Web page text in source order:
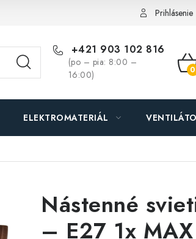
O nás - MEGALED & JANTONPrihlásenie
+421 903 102 816
(po – pia: 8:00 –
16:00)
ELEKTROMATERIÁL
Nástenné
– E27 1x